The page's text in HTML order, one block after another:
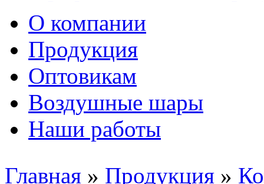
О компании
Продукция
Оптовикам
Воздушные шары
Наши работы
Главная » Продукция »